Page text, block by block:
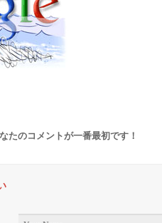
たのコメントが一番最初です！